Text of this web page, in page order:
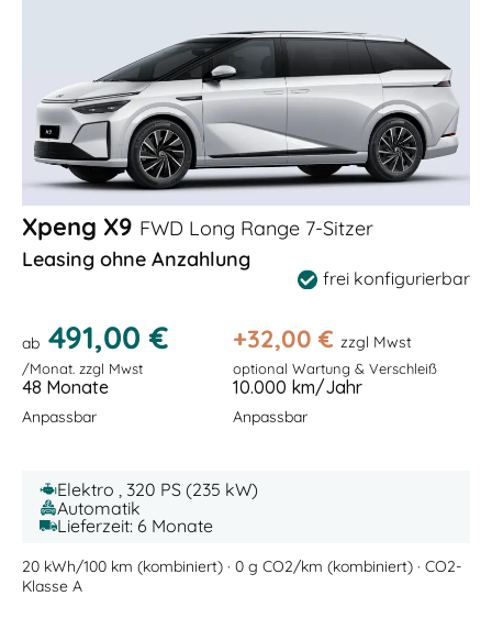
Xpeng X9 FWD Long Range 7-Sitzer
Leasing ohne Anzahlung
frei konfigurierbar
ab 491,00 €
/Monat. zzgl Mwst
+32,00 € zzgl Mwst
optional Wartung & Verschleiß
48 Monate
Anpassbar
10.000 km/Jahr
Anpassbar
Elektro , 320 PS (235 kW)
Automatik
Lieferzeit: 6 Monate
20 kWh/100 km (kombiniert) · 0 g CO2/km (kombiniert) · CO2-
Klasse A